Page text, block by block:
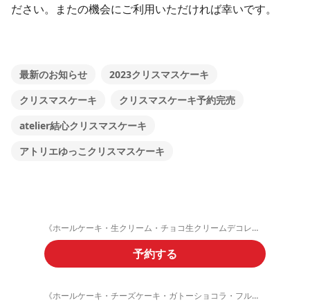
ださい。またの機会にご利用いただければ幸いです。
最新のお知らせ
2023クリスマスケーキ
クリスマスケーキ
クリスマスケーキ予約完売
atelier結心クリスマスケーキ
アトリエゆっこクリスマスケーキ
《ホールケーキ・生クリーム・チョコ生クリームデコレーション》ご予約フォーム
予約する
《ホールケーキ・チーズケーキ・ガトーショコラ・フルーツタルト》ご予約